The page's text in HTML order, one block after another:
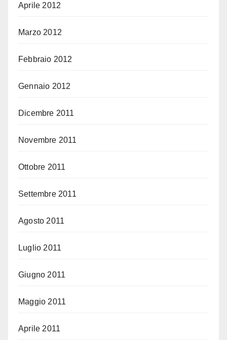
Aprile 2012
Marzo 2012
Febbraio 2012
Gennaio 2012
Dicembre 2011
Novembre 2011
Ottobre 2011
Settembre 2011
Agosto 2011
Luglio 2011
Giugno 2011
Maggio 2011
Aprile 2011